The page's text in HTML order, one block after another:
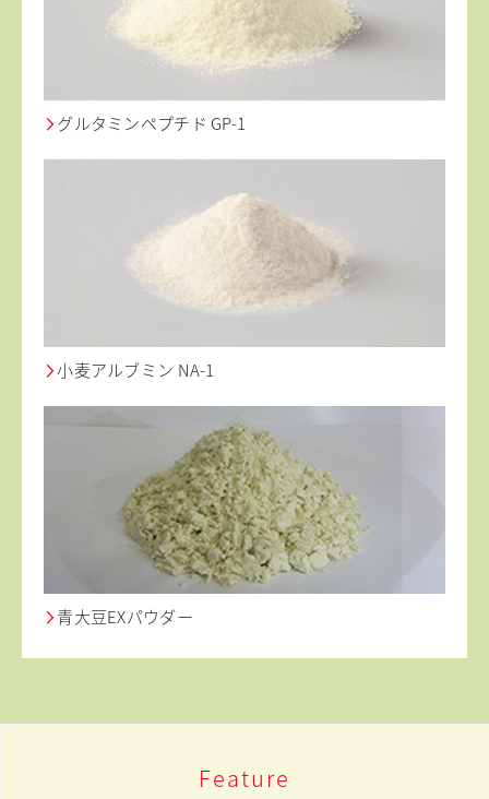
グルタミンペプチド GP-1
小麦アルブミン NA-1
青大豆EXパウダー
Feature